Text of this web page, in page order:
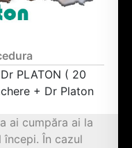
PLATON ( 20
+ Dr Platon
ai cumpăra ai la
În cazul